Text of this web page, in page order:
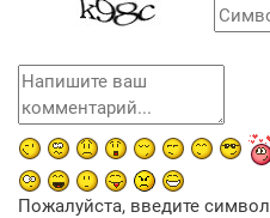
Пожалуйста, введите